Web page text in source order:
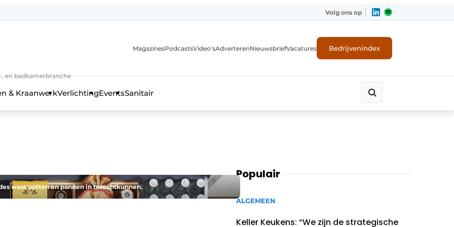
techniek in de keuken-, woon-, en badkamerbranche
Volg ons op
en badkamerbranche
MagazinesPodcastsVideo’sAdverterenNieuwsbriefVacatures Bedrijvenindex
& KraanwerkVerlichtingEventsSanitair
waar potten en pannen in terechtkunnen.
Populair
ALGEMEEN
Keller Keukens: “We zijn de strategische